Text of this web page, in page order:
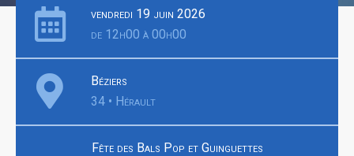
vendredi 19 juin 2026
de 12h00 à 00h00
Béziers
34 • Hérault
Fête des Bals Pop et Guinguettes